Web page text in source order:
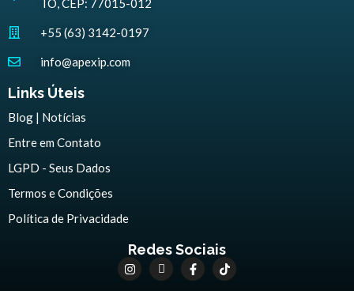
TO, CEP: 77015-012
+55 (63) 3142-0197
info@apexip.com
Links Úteis
Blog | Notícias
Entre em Contato
LGPD - Seus Dados
Termos e Condições
Política de Privacidade
Redes Sociais